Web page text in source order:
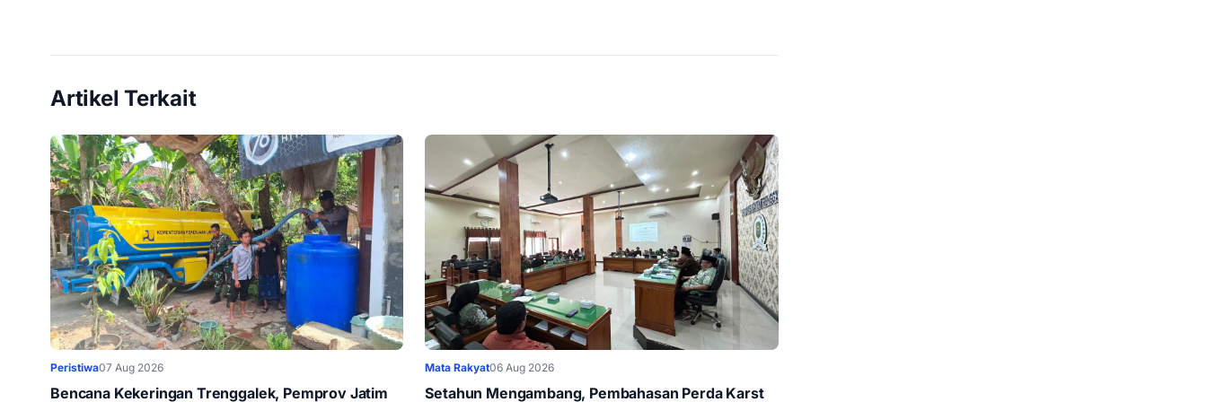
Artikel Terkait
Peristiwa07 Aug 2026
Bencana Kekeringan Trenggalek, Pemprov Jatim
Mata Rakyat06 Aug 2026
Setahun Mengambang, Pembahasan Perda Karst